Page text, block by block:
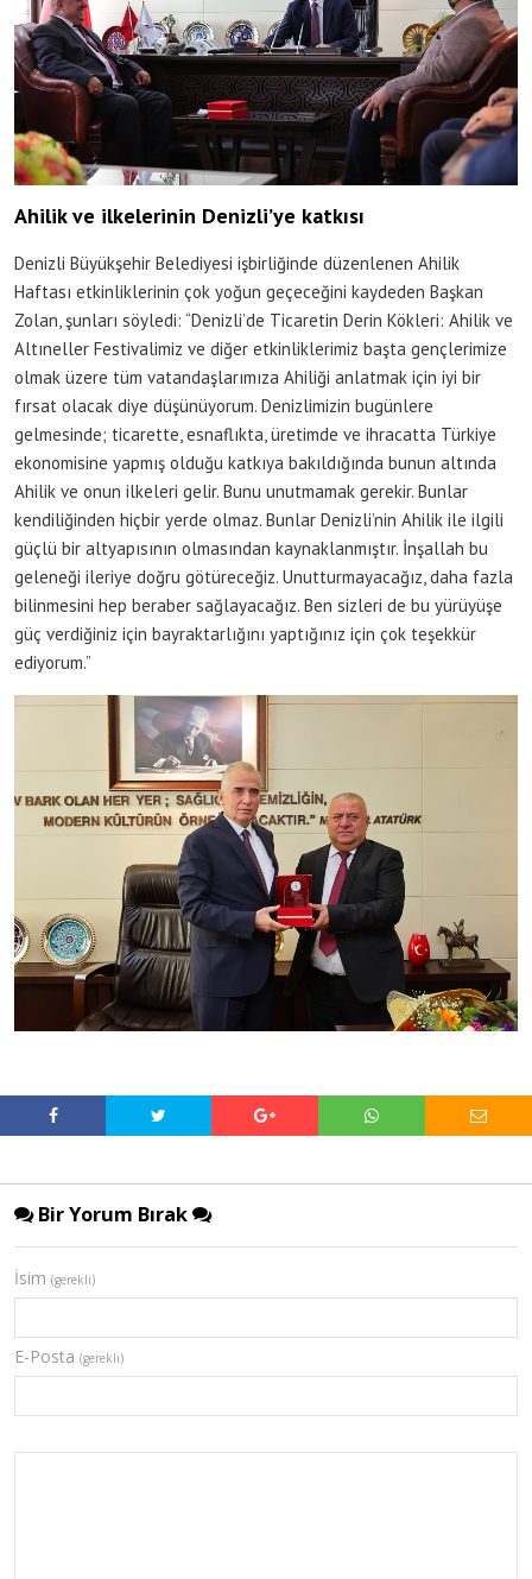
Ahilik ve ilkelerinin Denizli’ye katkısı
Denizli Büyükşehir Belediyesi işbirliğinde düzenlenen Ahilik
Haftası etkinliklerinin çok yoğun geçeceğini kaydeden Başkan
Zolan, şunları söyledi: “Denizli’de Ticaretin Derin Kökleri: Ahilik ve
Altıneller Festivalimiz ve diğer etkinliklerimiz başta gençlerimize
olmak üzere tüm vatandaşlarımıza Ahiliği anlatmak için iyi bir
fırsat olacak diye düşünüyorum. Denizlimizin bugünlere
gelmesinde; ticarette, esnaflıkta, üretimde ve ihracatta Türkiye
ekonomisine yapmış olduğu katkıya bakıldığında bunun altında
Ahilik ve onun ilkeleri gelir. Bunu unutmamak gerekir. Bunlar
kendiliğinden hiçbir yerde olmaz. Bunlar Denizli’nin Ahilik ile ilgili
güçlü bir altyapısının olmasından kaynaklanmıştır. İnşallah bu
geleneği ileriye doğru götüreceğiz. Unutturmayacağız, daha fazla
bilinmesini hep beraber sağlayacağız. Ben sizleri de bu yürüyüşe
güç verdiğiniz için bayraktarlığını yaptığınız için çok teşekkür
ediyorum.”
Bir Yorum Bırak
İsim (gerekli)
E-Posta (gerekli)